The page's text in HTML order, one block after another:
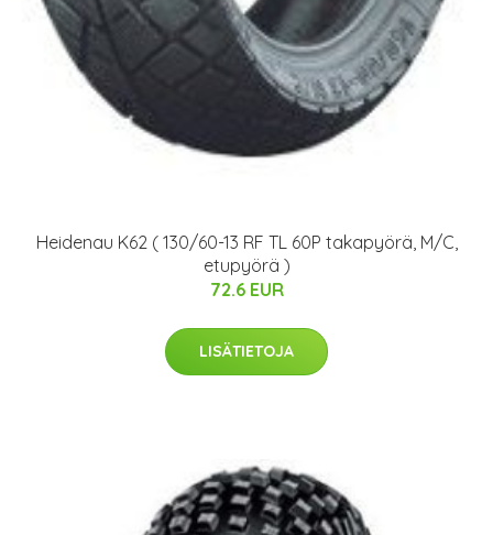
Heidenau K62 ( 130/60-13 RF TL 60P takapyörä, M/C,
etupyörä )
72.6 EUR
LISÄTIETOJA